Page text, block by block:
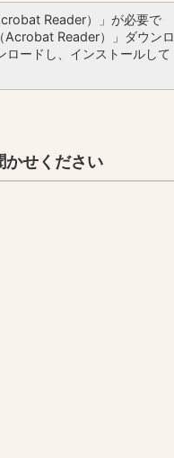
Reader）」が必要で
Reader）」ダウンロ
ロードし、インストールして
かせください